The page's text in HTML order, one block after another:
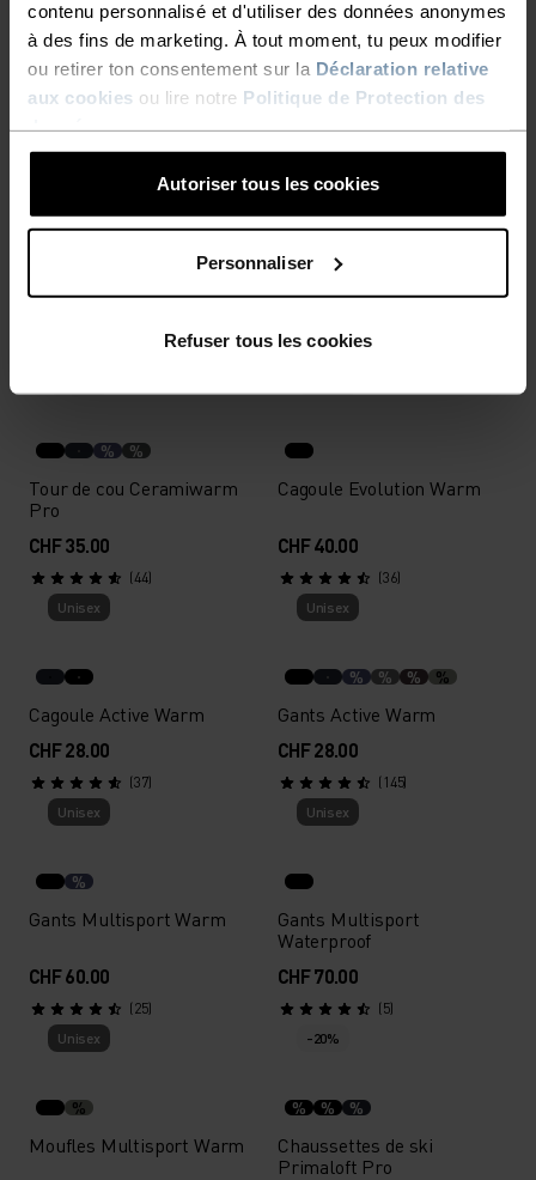
contenu personnalisé et d'utiliser des données anonymes
à des fins de marketing. À tout moment, tu peux modifier
ou retirer ton consentement sur la Déclaration relative
aux cookies ou lire notre Politique de Protection des
Autoriser tous les cookies
Personnaliser
Refuser tous les cookies
% %
Cagoule Mérinos Warm
(12)
%
Tour de cou Revelstoke
CHF 35.00
(18)
-20%
Unisex
% %
Tour de cou Ceramiwarm
Pro
CHF 35.00
(44)
Cagoule Evolution Warm
CHF 40.00
(36)
Unisex
Cagoule Active Warm
CHF 28.00
(37)
Unisex
% % % %
Gants Active Warm
CHF 28.00
(145)
Unisex
%
Gants Multisport Warm
CHF 60.00
(25)
Unisex
Gants Multisport
Waterproof
CHF 70.00
(5)
Unisex
%
Moufles Multisport Warm
-20%
% % %
Chaussettes de ski
Primaloft Pro